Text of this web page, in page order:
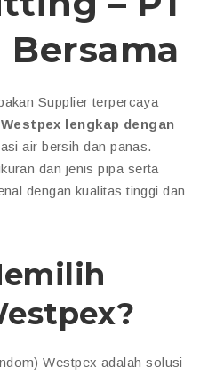
Supplier terpercaya
Westpex lengkap dengan
air bersih dan panas.
dan jenis pipa serta
dengan kualitas tinggi dan
Westpex adalah solusi